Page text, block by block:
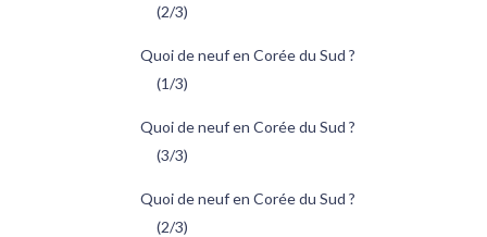
(2/3)
Quoi de neuf en Corée du Sud ?
(1/3)
Quoi de neuf en Corée du Sud ?
(3/3)
Quoi de neuf en Corée du Sud ?
(2/3)